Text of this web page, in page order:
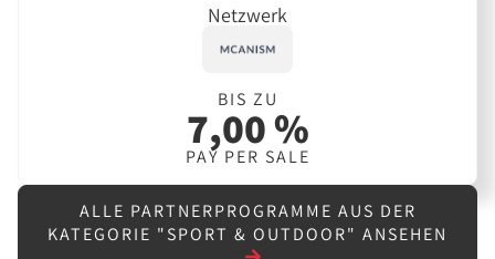
Netzwerk
BIS ZU
7,00 %
PAY PER SALE
ALLE PARTNERPROGRAMME AUS DER
KATEGORIE "SPORT & OUTDOOR" ANSEHEN